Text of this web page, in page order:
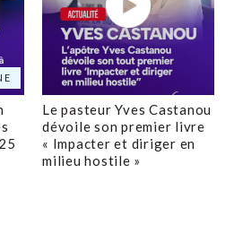
Le pasteur Yves Castanou
dévoile son premier livre
« Impacter et diriger en
milieu hostile »